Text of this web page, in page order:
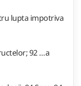
lupta impotriva
92 …a